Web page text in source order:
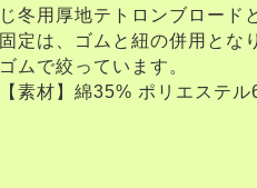
じ冬用厚地テトロンブロード
固定は、ゴムと紐の併用とな
ゴムで絞っています。
【素材】綿35% ポリエステル